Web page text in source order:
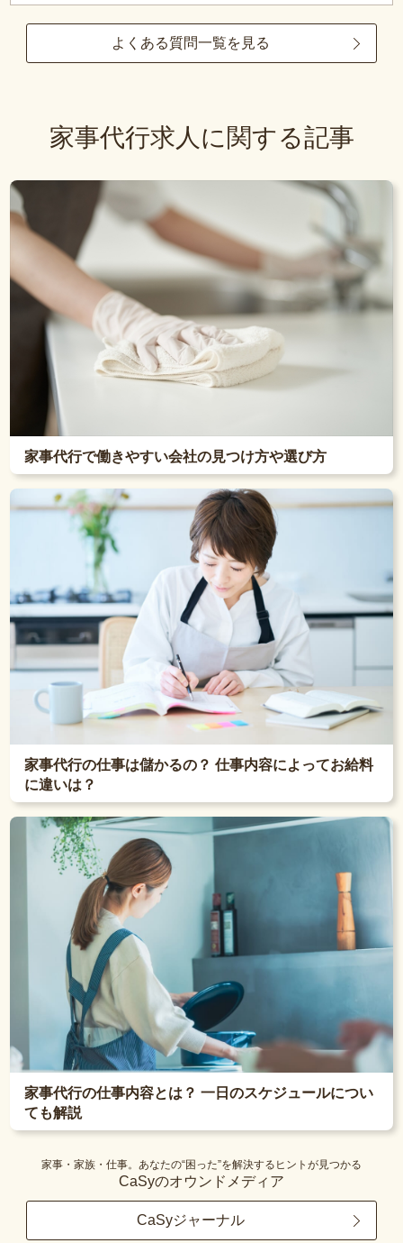
よくある質問一覧を見る
家事代行求人に関する記事
家事代行で働きやすい会社の見つけ方や選び方
家事代行の仕事は儲かるの？ 仕事内容によってお給料
に違いは？
家事代行の仕事内容とは？ 一日のスケジュールについ
ても解説
家事・家族・仕事。あなたの“困った”を解決するヒントが見つかる
CaSyのオウンドメディア
CaSyジャーナル